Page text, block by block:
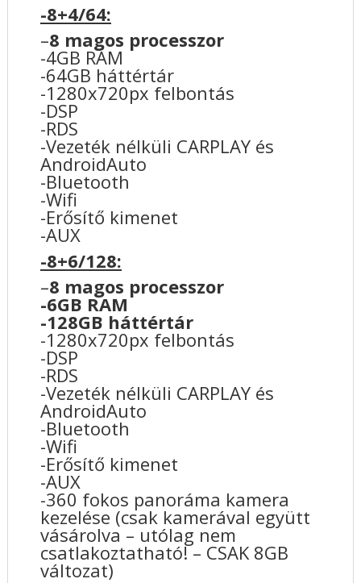
-8+4/64:
–8 magos processzor
-4GB RAM
-64GB háttértár
-1280x720px felbontás
-DSP
-RDS
-Vezeték nélküli CARPLAY és
AndroidAuto
-Bluetooth
-Wifi
-Erősítő kimenet
-AUX
-8+6/128:
–8 magos processzor
-6GB RAM
-128GB háttértár
-1280x720px felbontás
-DSP
-RDS
-Vezeték nélküli CARPLAY és
AndroidAuto
-Bluetooth
-Wifi
-Erősítő kimenet
-AUX
-360 fokos panoráma kamera
kezelése (csak kamerával együtt
vásárolva – utólag nem
csatlakoztatható! – CSAK 8GB
változat)